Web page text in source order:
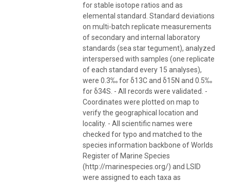
for stable isotope ratios and as
elemental standard. Standard deviations
on multi-batch replicate measurements
of secondary and internal laboratory
standards (sea star tegument), analyzed
interspersed with samples (one replicate
of each standard every 15 analyses),
were 0.3‰ for δ13C and δ15N and 0.5‰
for δ34S. - All records were validated. -
Coordinates were plotted on map to
verify the geographical location and
locality. - All scientific names were
checked for typo and matched to the
species information backbone of Worlds
Register of Marine Species
(http://marinespecies.org/) and LSID
were assigned to each taxa as